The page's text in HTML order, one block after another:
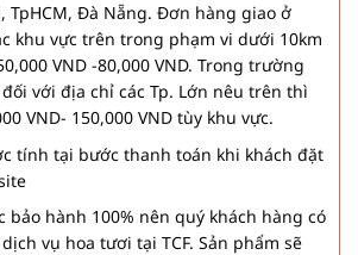
TpHCM, Đà Nẵng. Đơn hàng giao ở
khu vực trên trong phạm vi dưới 10km
VND -80,000 VND. Trong trường
với địa chỉ các Tp. Lớn nêu trên thì
VND- 150,000 VND tùy khu vực.
tính tại bước thanh toán khi khách đặt
bảo hành 100% nên quý khách hàng có
vụ hoa tươi tại TCF. Sản phẩm sẽ